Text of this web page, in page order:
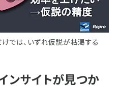
では、いずれ仮説が枯渇する
ンサイトが見つか